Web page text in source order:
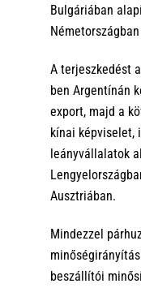
Bulgáriában
Aterjeszkedést
benArgentínán
export, majd a
kínai képviselet,
leányvállalatok
Ausztriában.
Mindezzel
beszállítói